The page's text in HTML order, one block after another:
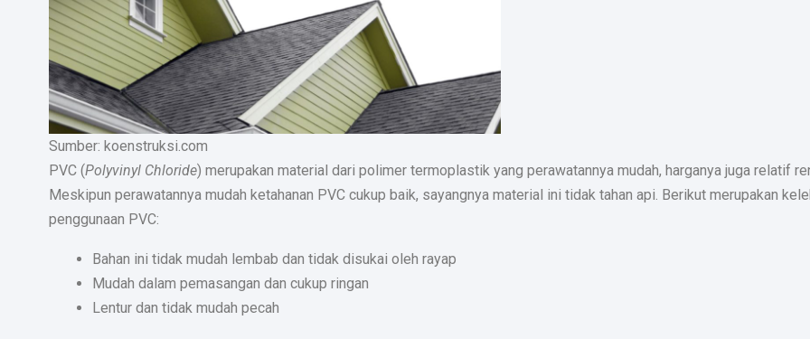
Sumber: koenstruksi.com
PVC (Polyvinyl Chloride) merupakan material dari polimer termoplastik yang perawatannya mudah, harganya juga relatif
Meskipun perawatannya mudah ketahanan PVC cukup baik, sayangnya material ini tidak tahan api. Berikut merupakan
penggunaan PVC:
Bahan ini tidak mudah lembab dan tidak disukai oleh rayap
Mudah dalam pemasangan dan cukup ringan
Lentur dan tidak mudah pecah